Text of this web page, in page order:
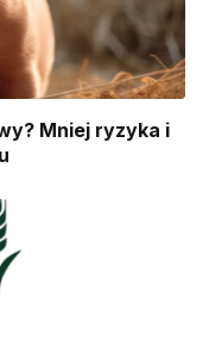
Mniej ryzyka i